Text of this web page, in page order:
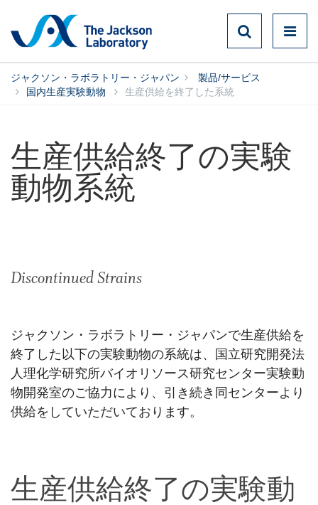
ジャクソン・ラボラトリー・ジャパン
製品/サービス
国内生産実験動物
生産供給を終了した系統
生産供給終了の実験
動物系統
Discontinued Strains
ジャクソン・ラボラトリー・ジャパンで生産供給を
終了した以下の実験動物の系統は、国立研究開発法
人理化学研究所バイオリソース研究センター実験動
物開発室のご協力により、引き続き同センターより
供給をしていただいております。
生産供給終了の実験動